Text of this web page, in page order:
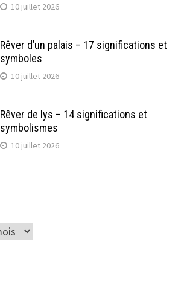
10 juillet 2026
Rêver d’un palais – 17 significations et
symboles
10 juillet 2026
Rêver de lys – 14 significations et
symbolismes
10 juillet 2026